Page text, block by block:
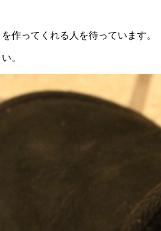
作ってくれる人を待っています。
。